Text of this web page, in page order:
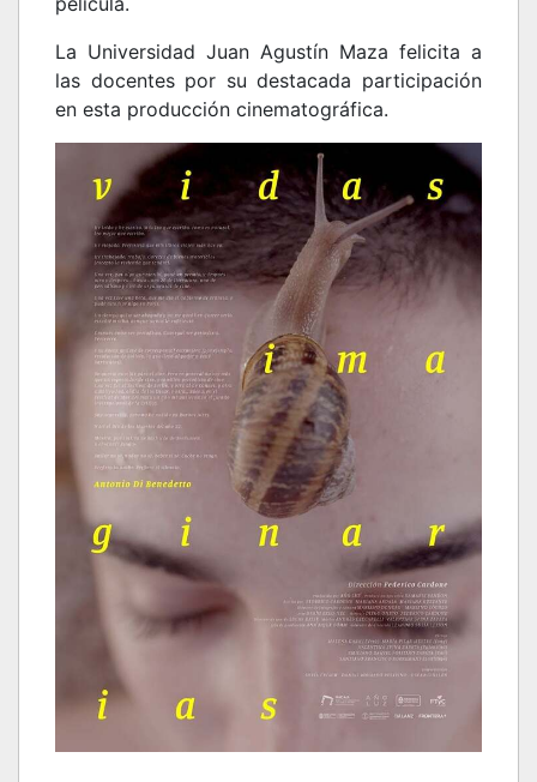
La Universidad Juan Agustín Maza felicita a
las docentes por su destacada participación
en esta producción cinematográfica.